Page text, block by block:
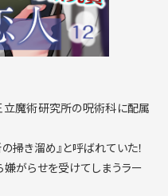
立魔術研究所の呪術科に配属
掃き溜め』と呼ばれていた！
がらせを受けてしまうラー